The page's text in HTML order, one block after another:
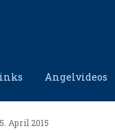
Angelvideos
Impressum
5. April 2015